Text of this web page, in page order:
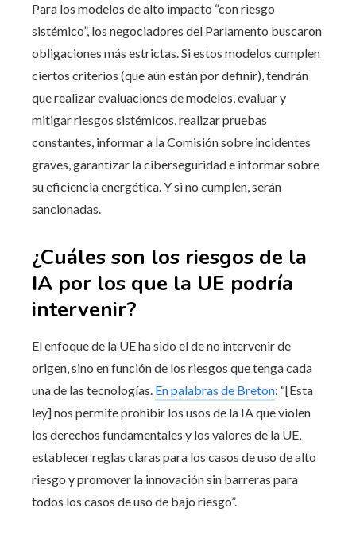
Para los modelos de alto impacto “con riesgo
sistémico”, los negociadores del Parlamento buscaron
obligaciones más estrictas. Si estos modelos cumplen
ciertos criterios (que aún están por definir), tendrán
que realizar evaluaciones de modelos, evaluar y
mitigar riesgos sistémicos, realizar pruebas
constantes, informar a la Comisión sobre incidentes
graves, garantizar la ciberseguridad e informar sobre
su eficiencia energética. Y si no cumplen, serán
sancionadas.
¿Cuáles son los riesgos de la
IA por los que la UE podría
intervenir?
El enfoque de la UE ha sido el de no intervenir de
origen, sino en función de los riesgos que tenga cada
una de las tecnologías. En palabras de Breton: “[Esta
ley] nos permite prohibir los usos de la IA que violen
los derechos fundamentales y los valores de la UE,
establecer reglas claras para los casos de uso de alto
riesgo y promover la innovación sin barreras para
todos los casos de uso de bajo riesgo”.